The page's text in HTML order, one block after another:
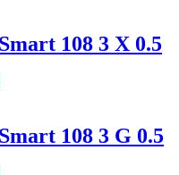
108 3 X 0.5
108 3 G 0.5